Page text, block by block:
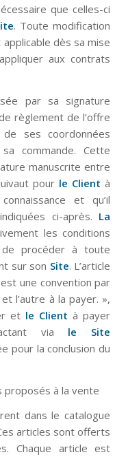
que celles-ci
. Toute modification
dès sa mise
aux contrats
par sa signature
règlement de l’offre
ses coordonnées
commande. Cette
manuscrite entre
pour le Client à
et qu’il
ci-après. La
les conditions
procéder à toute
sur son Site. L’article
une convention par
l’autre à la payer. »,
et le Client à payer
via le Site
pour la conclusion du
proposés à la vente
dans le catalogue
articles sont offerts
Chaque article est